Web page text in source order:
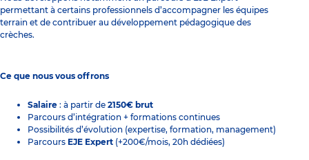
permettant à certains professionnels d’accompagner les équipes
terrain et de contribuer au développement pédagogique des
crèches.
Ce que nous vous offrons
Salaire : à partir de 2150€ brut
Parcours d’intégration + formations continues
Possibilités d’évolution (expertise, formation, management)
Parcours EJE Expert (+200€/mois, 20h dédiées)